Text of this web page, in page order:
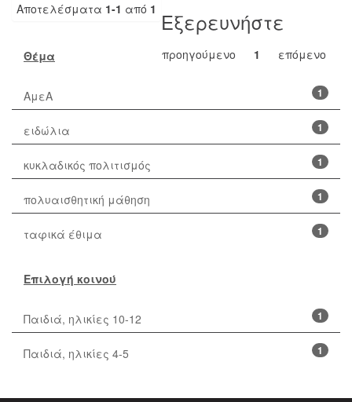
Αποτελέσματα 1-1 από 1
προηγούμενο 1 επόμενο
Εξερευνήστε
Θέμα
1
ΑμεΑ
1
ειδώλια
1
κυκλαδικός πολιτισμός
1
πολυαισθητική μάθηση
1
ταφικά έθιμα
Επιλογή κοινού
1
Παιδιά, ηλικίες 10-12
1
Παιδιά, ηλικίες 4-5